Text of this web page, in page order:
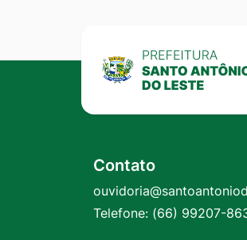
Contato
Telefone: (66) 99207-